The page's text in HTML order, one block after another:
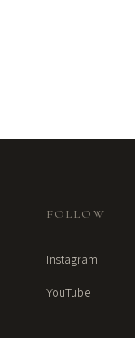
FOLLOW
Instagram
YouTube